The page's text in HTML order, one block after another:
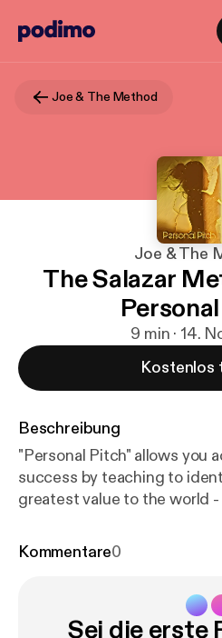
Joe & The Method
Joe & The
The Salazar
9 min · 14.
Kostenlos
Beschreibung
"Personal Pitch" allows you
success by teaching to
greatest value to the world
voice message:
Kommentare0
Sei die erste